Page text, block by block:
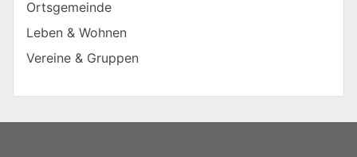
Ortsgemeinde
Leben & Wohnen
Vereine & Gruppen